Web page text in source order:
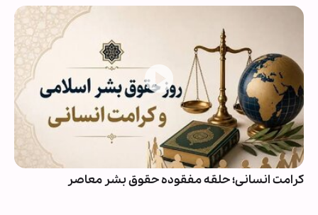
کرامت انسانی؛ حلقه مفقوده حقوق بشر معاصر